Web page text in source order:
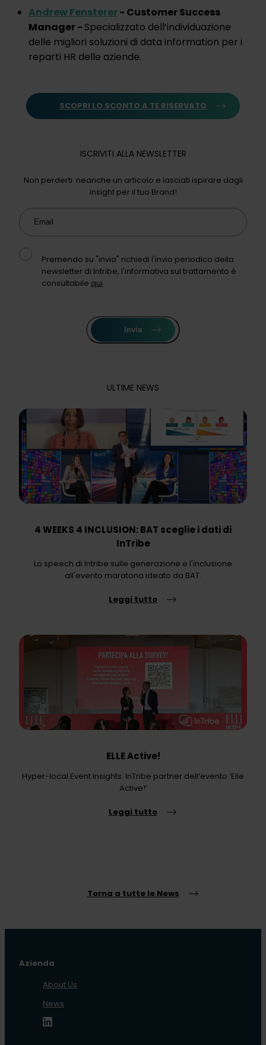
Andrew Fensterer- Customer Success
Manager - Specializzato dell’individuazione
delle migliori soluzioni di data information per i
reparti HR delle aziende.
SCOPRI LO SCONTO A TE RISERVATO
ISCRIVITI ALLA NEWSLETTER
Non perderti neanche un articolo e lasciati ispirare dagli
insight per il tuo Brand!
Email
Premendo su "invia" richiedi l'invio periodico della
newsletter di Intribe, l'informativa sul trattamento è
consultabile qui.
Invia
ULTIME NEWS
4 WEEKS 4 INCLUSION: BAT sceglie i dati di
InTribe
Lo speech di Intribe sulle generazione e l'inclusione
all'evento maratona ideato da BAT.
Leggi tutto
ELLE Active!
Hyper-local Event Insights: InTribe partner dell’evento ‘Elle
Active!’
Leggi tutto
Torna a tutte le News
Azienda
About Us
News